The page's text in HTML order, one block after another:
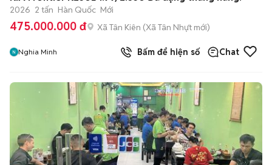
2026 2 tấn Hàn Quốc Mới
475.000.000 đ Xã Tân Kiên (Xã Tân Nhựt mới)
Nghia Minh Bấm để hiện số Chat